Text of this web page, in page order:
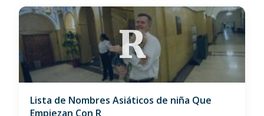
R
Lista de Nombres Asiáticos de niña Que
Empiezan Con R